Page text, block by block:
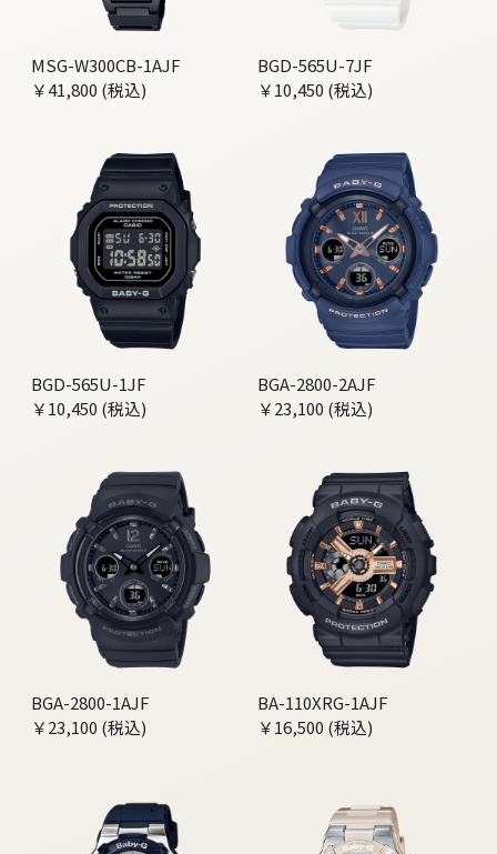
MSG-W300CB-1AJF
￥41,800 (税込)
BGD-565U-7JF
￥10,450 (税込)
BGD-565U-1JF
￥10,450 (税込)
BGA-2800-2AJF
￥23,100 (税込)
BGA-2800-1AJF
￥23,100 (税込)
BA-110XRG-1AJF
￥16,500 (税込)